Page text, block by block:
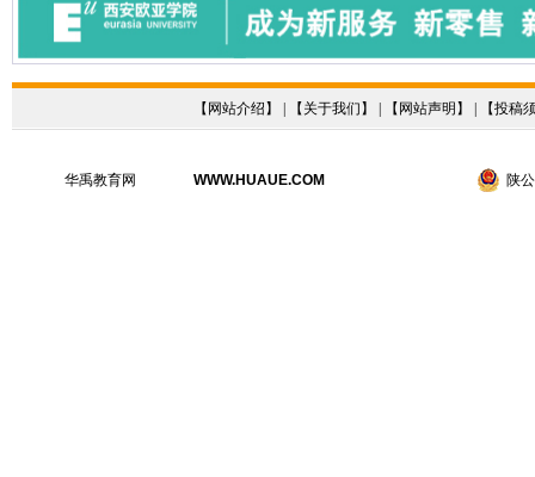
【 网站介绍 】 | 【 关于我们 】 | 【 网站声明 】 | 【投稿
华禹教育网 WWW.HUAUE.COM 陕